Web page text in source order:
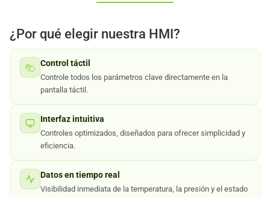
¿Por qué elegir nuestra HMI?
Control táctil
Controle todos los parámetros clave directamente en la
pantalla táctil.
Interfaz intuitiva
Controles optimizados, diseñados para ofrecer simplicidad y
eficiencia.
Datos en tiempo real
Visibilidad inmediata de la temperatura, la presión y el estado